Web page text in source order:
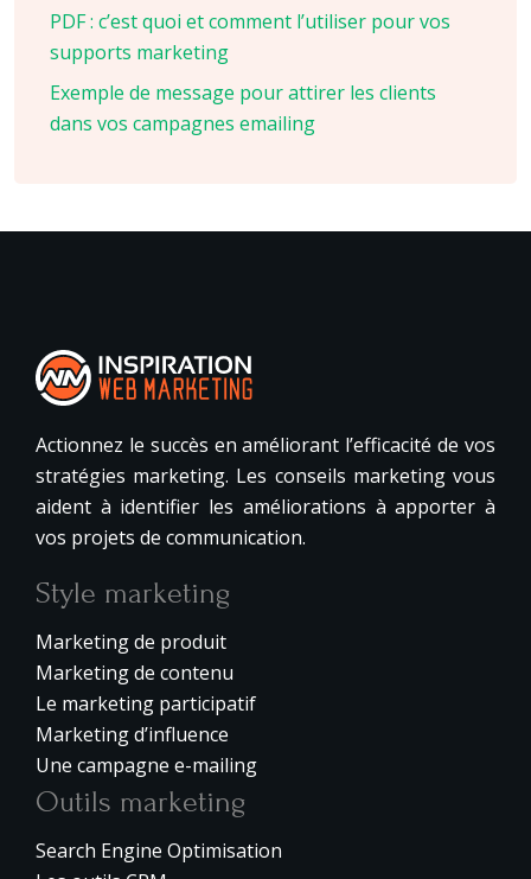
PDF : c’est quoi et comment l’utiliser pour vos
supports marketing
Exemple de message pour attirer les clients
dans vos campagnes emailing
Actionnez le succès en améliorant l’efficacité de vos
stratégies marketing. Les conseils marketing vous
aident à identifier les améliorations à apporter à
vos projets de communication.
Style marketing
Marketing de produit
Marketing de contenu
Le marketing participatif
Marketing d’influence
Une campagne e-mailing
Outils marketing
Search Engine Optimisation